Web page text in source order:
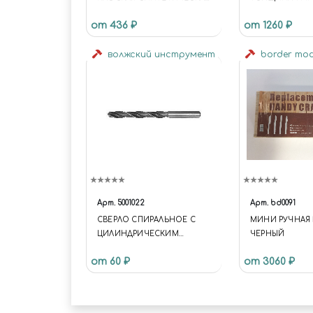
FLAT SYNTHETIC BRUSH SIZE
6
от 436 ₽ от 1260 ₽
волжский инструмент
Арт. 5001022
СВЕРЛО СПИРАЛЬНОЕ С
ЦИЛИНДРИЧЕСКИМ
от 60 ₽
border
Арт. bd0091
МИНИ РУЧНАЯ
ЧЕРНЫЙ
от 3060 ₽